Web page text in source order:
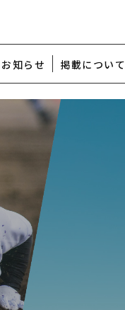
お知らせ 掲載について